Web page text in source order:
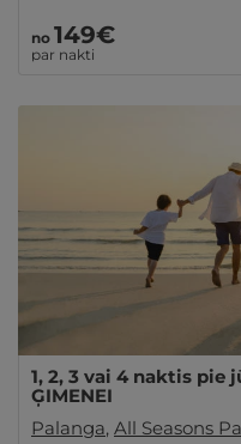
no 149€
par nakti
1, 2, 3 vai 4 naktis pie
ĢIMENEI
Palanga, All Seasons